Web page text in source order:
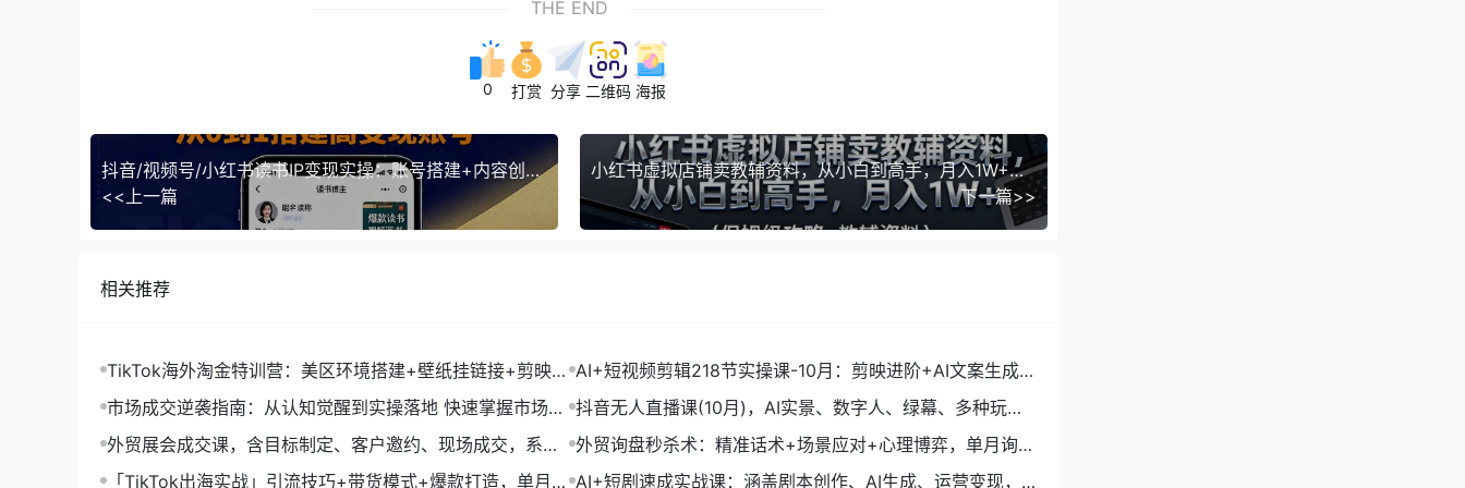
THE END
0 打赏 分享 二维码 海报
抖音/视频号/小红书读书IP变现实操：账号搭建+内容创作+流量运营+选品变现
<<上一篇
小红书虚拟店铺卖教辅资料，从小白到高手，月入1W+（保姆级攻略+教辅资料）
下一篇>>
相关推荐
TikTok海外淘金特训营：美区环境搭建+壁纸挂链接+剪映数
字人，月入1.5万
AI+短视频剪辑218节实操课-10月：剪映进阶+AI文案生成
+账号运营，月入2万
市场成交逆袭指南：从认知觉醒到实操落地 快速掌握市场开
拓与成交核心能力
抖音无人直播课(10月)，AI实景、数字人、绿幕、多种玩
法、24小时自动盈利
外贸展会成交课，含目标制定、客户邀约、现场成交，系统
化SOP提升参展ROI
外贸询盘秒杀术：精准话术+场景应对+心理博弈，单月询盘
转化率提升200%
「TikTok出海实战」引流技巧+带货模式+爆款打造，单月变 AI+短剧速成实战课：涵盖剧本创作、AI生成、运营变现，